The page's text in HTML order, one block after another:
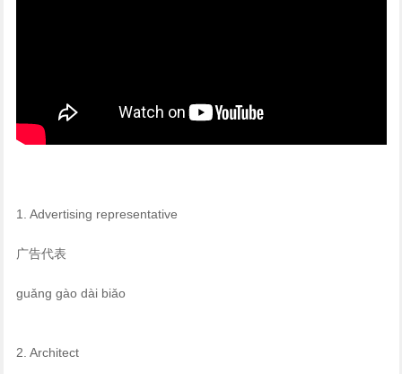
1. Advertising representative
广告代表
guǎng gào dài biǎo
2. Architect